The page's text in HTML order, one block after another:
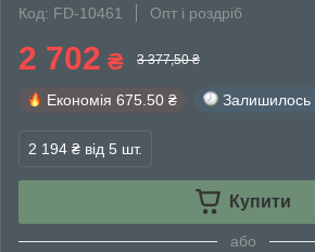
Код: FD-10461
Опт і роздріб
2 702 ₴ 3 377,50 ₴
Економія 675.50 ₴ Залишилось
2 194 ₴ від 5 шт.
Купити
або